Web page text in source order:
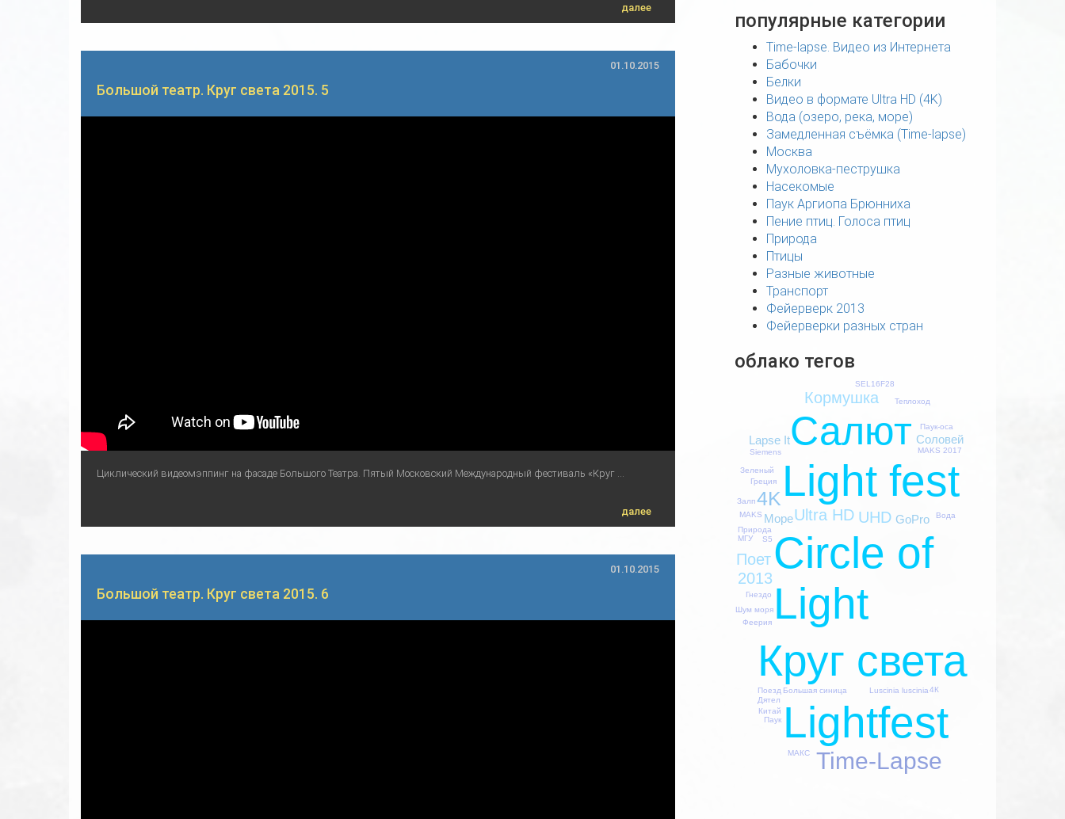
далее
01.10.2015
Большой театр. Круг света 2015. 5
Циклический видеомэппинг на фасаде Большого Театра. Пятый Московский Международный фестиваль «Круг ...
далее
01.10.2015
Большой театр. Круг света 2015. 6
популярные категории
Time-lapse. Видео из Интернета
Бабочки
Белки
Видео в формате Ultra HD (4K)
Вода (озеро, река, море)
Замедленная съёмка (Time-lapse)
Москва
Мухоловка-пеструшка
Насекомые
Паук Аргиопа Брюнниха
Пение птиц. Голоса птиц
Природа
Птицы
Разные животные
Транспорт
Фейерверк 2013
Фейерверки разных стран
облако тегов
Circle of
Light
Круг света
Light fest
Lightfest
Салют
Time-Lapse
4K
UHD
Ultra HD
2013
Поет
Кормушка
GoPro
Море
Lapse It Соловей
Luscinia luscinia
Большая синица
Гнездо
Дятел
Шум моря
S5
МГУ
Феерия
4К
Вода
Греция
Зеленый
Теплоход
Природа
MAKS
MAKS 2017
SEL16F28
Siemens
Залп
Китай
МАКС
Паук
Паук-оса
Поезд